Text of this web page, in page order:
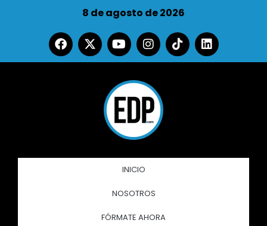
8 de agosto de 2026
INICIO
NOSOTROS
FÓRMATE AHORA